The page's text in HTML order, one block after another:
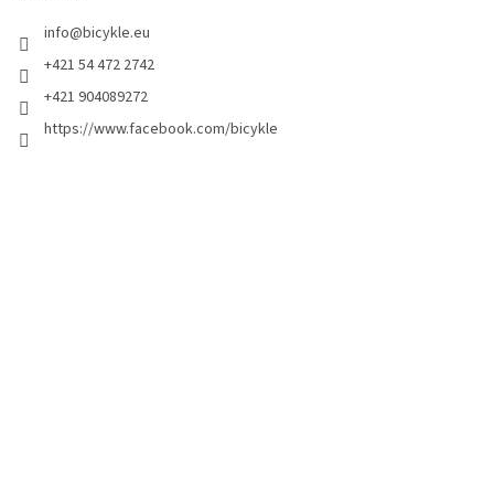
info@bicykle.eu
+421 54 472 2742
+421 904089272
https://www.facebook.com/bicykle